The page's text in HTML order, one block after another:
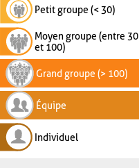
Petit groupe (< 30)
Moyen groupe (entre 30
et 100)
Grand groupe (> 100)
Équipe
Individuel